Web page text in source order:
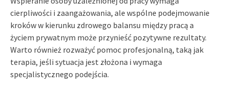
cierpliwości i zaangażowania, ale wspólne podejmowanie
kroków w kierunku zdrowego balansu między pracą a
życiem prywatnym może przynieść pozytywne rezultaty.
Warto również rozważyć pomoc profesjonalną, taką jak
terapia, jeśli sytuacja jest złożona i wymaga
specjalistycznego podejścia.